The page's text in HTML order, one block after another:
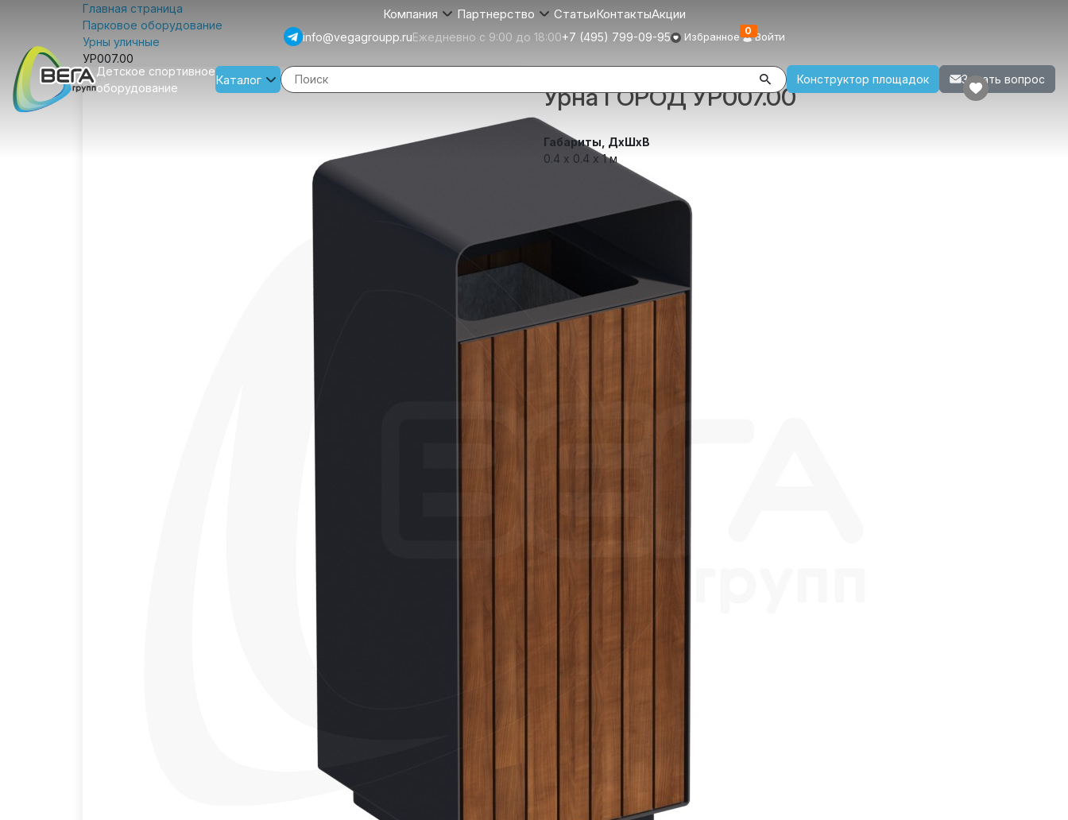
Компания Партнерство СтатьиКонтактыАкции
info@vegagroupp.ruЕжедневно с 9:00 до 18:00+7 (495) 799-09-95 Избранное 0 Войти
Детское спортивное
оборудование
Каталог Конструктор площадок Задать вопрос
Главная страница
Парковое оборудование
Урны уличные
УР007.00
Урна ГОРОД УР007.00
Габариты, ДхШхВ
0.4 х 0.4 x 1 м